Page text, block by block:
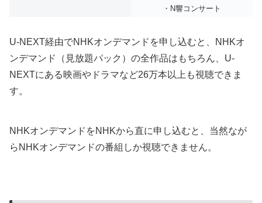
・N響コンサート
U-NEXT経由でNHKオンデマンドを申し込むと、NHKオ
ンデマンド（見放題パック）の全作品はもちろん、U-
NEXTにある映画やドラマなど26万本以上も視聴できま
す。
NHKオンデマンドをNHKから直に申し込むと、当然なが
らNHKオンデマンドの番組しか視聴できません。